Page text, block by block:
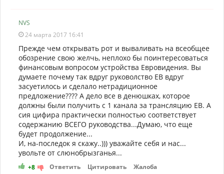
NVS
24 марта 2017 16:41
Прежде чем открывать рот и вываливать на всеобщее
обозрение свою желчь, неплохо бы поинтересоваться
финансовым вопросом устройства Евровидения. Вы
думаете почему так вдруг руковолство ЕВ вдруг
засуетилось и сделало нетрадиционное
предложение???? А дело все в денюшках, которое
должны были получить с 1 канала за трансляцию ЕВ. А
сия цифира практически полностью соответствует
содержанию ВСЕГО руководства...Думаю, что еще
будет продолжение...
И, на-последок я скажу..))) уважайте себя и нас...
увольте от слюнобрызганья...
+8 Ответить Цитировать Жалоба